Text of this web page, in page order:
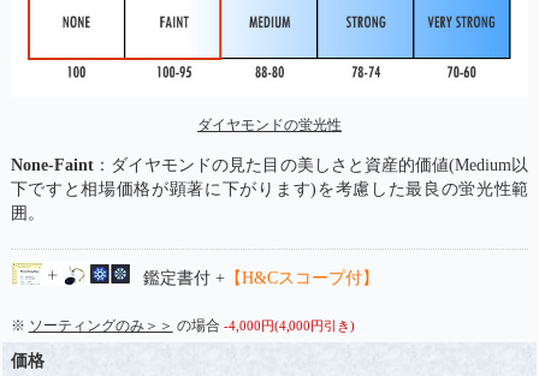
ダイヤモンドの蛍光性
None-Faint：ダイヤモンドの見た目の美しさと資産的価値(Medium以
下ですと相場価格が顕著に下がります)を考慮した最良の蛍光性範
囲。
鑑定書付 +【H&Cスコープ付】
※ ソーティングのみ＞＞ の場合 -4,000円(4,000円引き)
価格